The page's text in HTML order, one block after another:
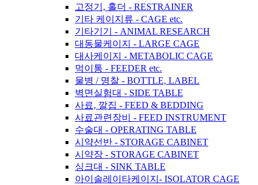
고정기, 홀더 - RESTRAINER
기타 케이지류 - CAGE etc.
기타기기 - ANIMAL RESEARCH
대동물케이지 - LARGE CAGE
대사케이지 - METABOLIC CAGE
먹이통 - FEEDER etc.
물병 / 명찰 - BOTTLE, LABEL
벽면실험대 - SIDE TABLE
사료, 깔집 - FEED & BEDDING
사료관련장비 - FEED INSTRUMENT
수술대 - OPERATING TABLE
시약선반 - STORAGE CABINET
시약장 - STORAGE CABINET
싱크대 - SINK TABLE
아이솔레이타케이지- ISOLATOR CAGE